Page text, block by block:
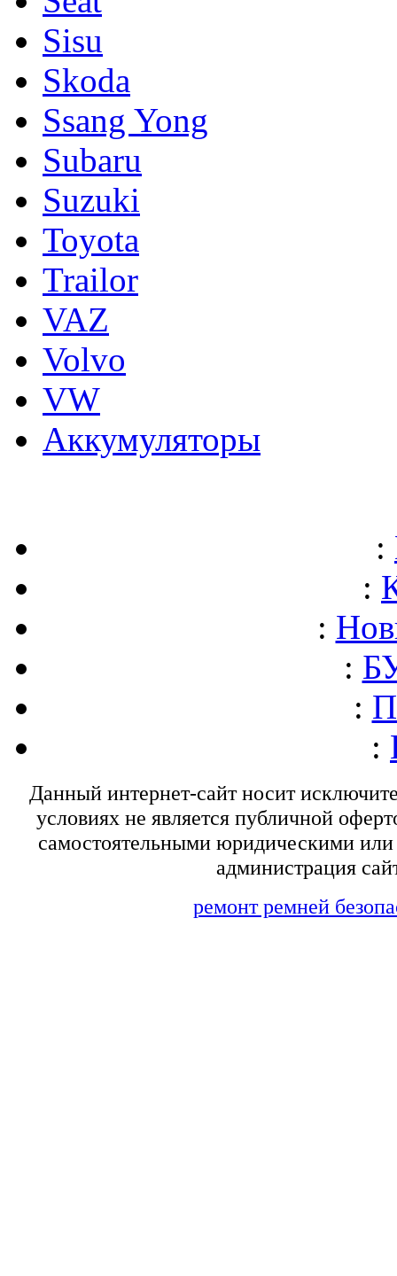
Sisu
Skoda
Ssang Yong
Subaru
Suzuki
Toyota
Trailor
VAZ
Volvo
VW
Аккумуляторы
:
:
:
:
:
:
Данный интернет-сайт носит
условиях не является публичной
самостоятельными юридическими
администрация
ремонт ремней